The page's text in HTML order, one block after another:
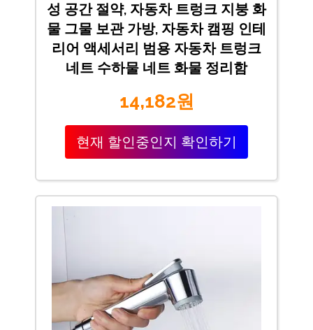
성 공간 절약, 자동차 트렁크 지붕 화
물 그물 보관 가방, 자동차 캠핑 인테
리어 액세서리 범용 자동차 트렁크
네트 수하물 네트 화물 정리함
14,182원
현재 할인중인지 확인하기